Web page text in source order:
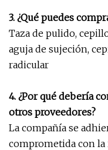
3. ¿Qué puedes
Taza de pulido,
aguja de sujeción,
radicular
4. ¿Por qué debería
otros proveedores?
La compañía se
comprometida con